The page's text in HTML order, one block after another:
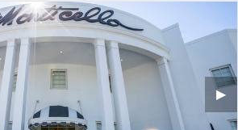
▶︎